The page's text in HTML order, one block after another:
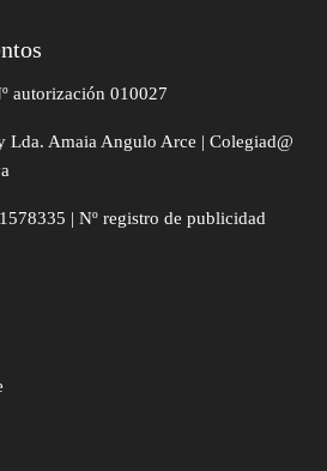
autorización 010027
Lda. Amaia Angulo Arce | Colegiad@
| Nº registro de publicidad